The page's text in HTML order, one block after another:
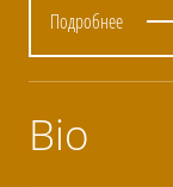
Подробнее
Bio